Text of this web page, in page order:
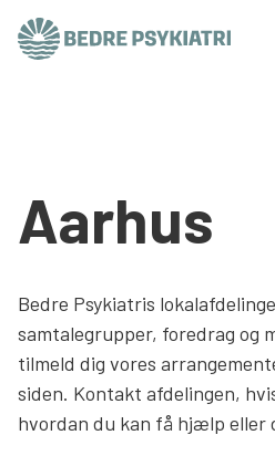
Om os
Vær med
Presse og politik
Støt os
Aarhus
Bedre Psykiatris
samtalegrupper, foredrag og
tilmeld dig vores
siden. Kontakt afdelingen,
hvordan du kan få hjælp eller